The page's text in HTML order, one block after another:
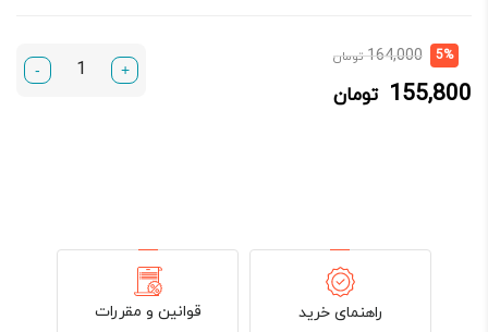
5%
164,000 تومانقیمت
155,800 تومان
قیمت
155,800 تومان.
+
-
راهنمای خرید قوانین و مقررات